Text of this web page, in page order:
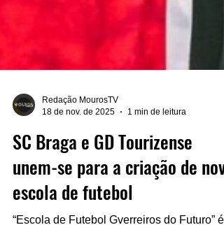
SC Braga e GD Tourizense
unem-se para a criação de nova
escola de futebol